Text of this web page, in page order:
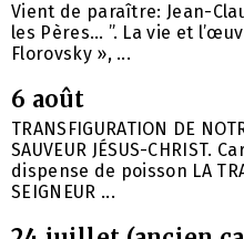
Vient de paraître: Jean-
les Pères… ”. La vie et
Florovsky », ...
6 août
TRANSFIGURATION DE
SAUVEUR JÉSUS-CHRIST.
dispense de poisson LA
SEIGNEUR ...